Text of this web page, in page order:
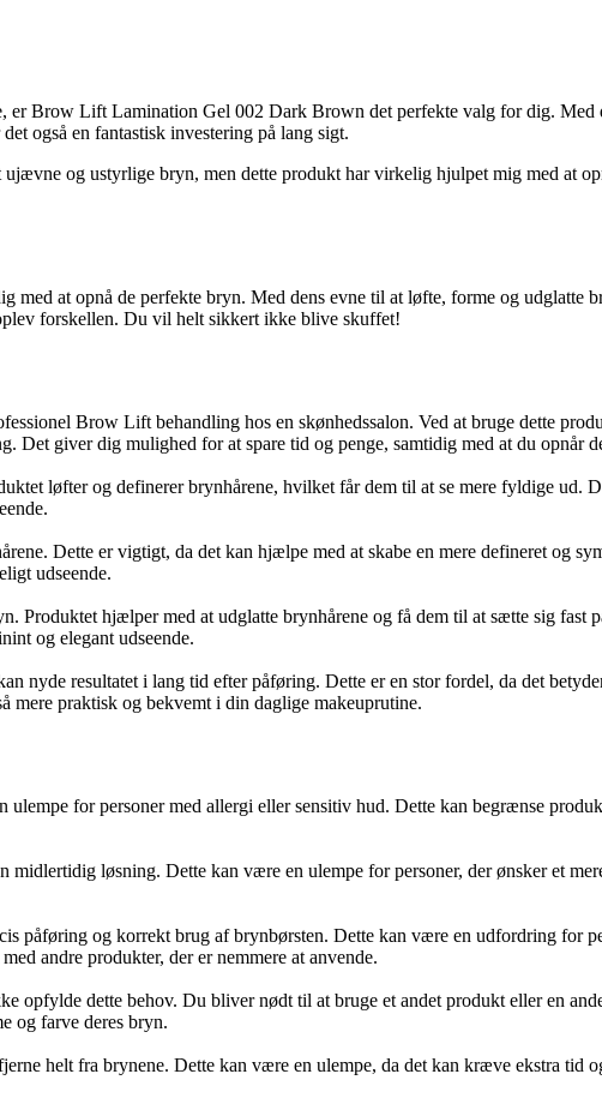
er Brow Lift Lamination Gel 002 Dark Brown det perfekte valg for dig. Med
også en fantastisk investering på lang sigt.
og ustyrlige bryn, men dette produkt har virkelig hjulpet mig med at
at opnå de perfekte bryn. Med dens evne til at løfte, forme og udglatte
forskellen. Du vil helt sikkert ikke blive skuffet!
Brow Lift behandling hos en skønhedssalon. Ved at bruge dette
Det giver dig mulighed for at spare tid og penge, samtidig med at du opnår
løfter og definerer brynhårene, hvilket får dem til at se mere fyldige ud.
Dette er vigtigt, da det kan hjælpe med at skabe en mere defineret og
udseende.
hjælper med at udglatte brynhårene og få dem til at sætte sig fast
og elegant udseende.
nyde resultatet i lang tid efter påføring. Dette er en stor fordel, da det
mere praktisk og bekvemt i din daglige makeuprutine.
for personer med allergi eller sensitiv hud. Dette kan begrænse
løsning. Dette kan være en ulempe for personer, der ønsker et
påføring og korrekt brug af brynbørsten. Dette kan være en udfordring for
andre produkter, der er nemmere at anvende.
dette behov. Du bliver nødt til at bruge et andet produkt eller en
og farve deres bryn.
helt fra brynene. Dette kan være en ulempe, da det kan kræve ekstra tid